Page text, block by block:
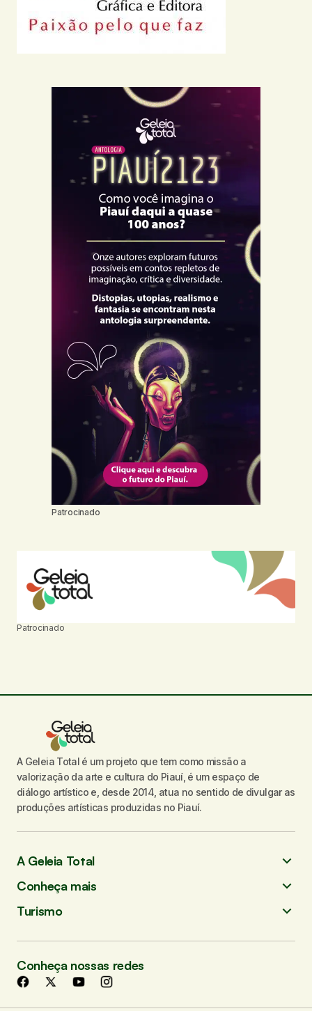
Patrocinado
Patrocinado
A Geleia Total é um projeto que tem como missão a
valorização da arte e cultura do Piauí, é um espaço de
diálogo artístico e, desde 2014, atua no sentido de divulgar as
produções artísticas produzidas no Piauí.
A Geleia Total
Conheça mais
Turismo
Conheça nossas redes